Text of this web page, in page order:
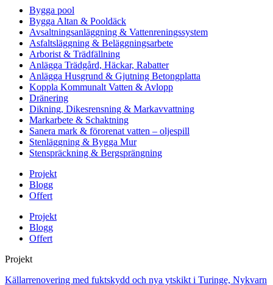
Bygga pool
Bygga Altan & Pooldäck
Avsaltningsanläggning & Vattenreningssystem
Asfaltsläggning & Beläggningsarbete
Arborist & Trädfällning
Anlägga Trädgård, Häckar, Rabatter
Anlägga Husgrund & Gjutning Betongplatta
Koppla Kommunalt Vatten & Avlopp
Dränering
Dikning, Dikesrensning & Markavvattning
Markarbete & Schaktning
Sanera mark & förorenat vatten – oljespill
Stenläggning & Bygga Mur
Stenspräckning & Bergsprängning
Projekt
Blogg
Offert
Projekt
Blogg
Offert
Projekt
Källarrenovering med fuktskydd och nya ytskikt i Turinge, Nykvarn